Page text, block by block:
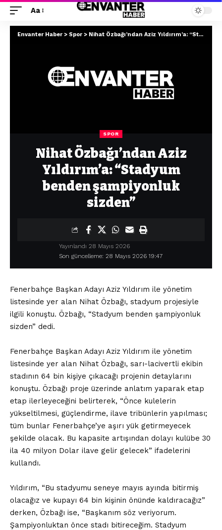
Aa
Envanter Haber > Spor > Nihat Özbağı’ndan Aziz Yıldırım’a: “Stadyum benden şampiyonluk sizden”
SPOR
Nihat Özbağı’ndan Aziz
Yıldırım’a: “Stadyum
benden şampiyonluk
sizden”
Son güncelleme: 28 Mayıs 2026 19:47
Yayınlandı 28 Mayıs 2026
Fenerbahçe Başkan Adayı Aziz Yıldırım ile yönetim
listesinde yer alan Nihat Özbağı, stadyum projesiyle
ilgili konuştu. Özbağı, “Stadyum benden şampiyonluk
sizden” dedi.
Fenerbahçe Başkan Adayı Aziz Yıldırım ile yönetim
listesinde yer alan Nihat Özbağı, sarı-lacivertli ekibin
stadının 64 bin kişiye çıkacağı projenin detaylarını
konuştu. Özbağı proje üzerinde anlatım yaparak etap
etap ilerleyeceğini belirterek, “Önce kulelerin
yükseltilmesi, güçlendirme, ilave tribünlerin yapılması;
tüm bunlar Fenerbahçe’ye aşırı yük getirmeyecek
şekilde olacak. Bu kapasite artışından dolayı kulübe 30
ila 40 milyon Dolar ilave gelir gelecek” ifadelerini
kullandı.
Yıldırım, “Bu stadyumu seneye mayıs ayında bitirmiş
olacağız ve kupayı 64 bin kişinin önünde kaldıracağız”
derken, Özbağı ise, “Başkanım söz veriyorum.
Şampiyonluktan önce stadı bitireceğim. Stadyum